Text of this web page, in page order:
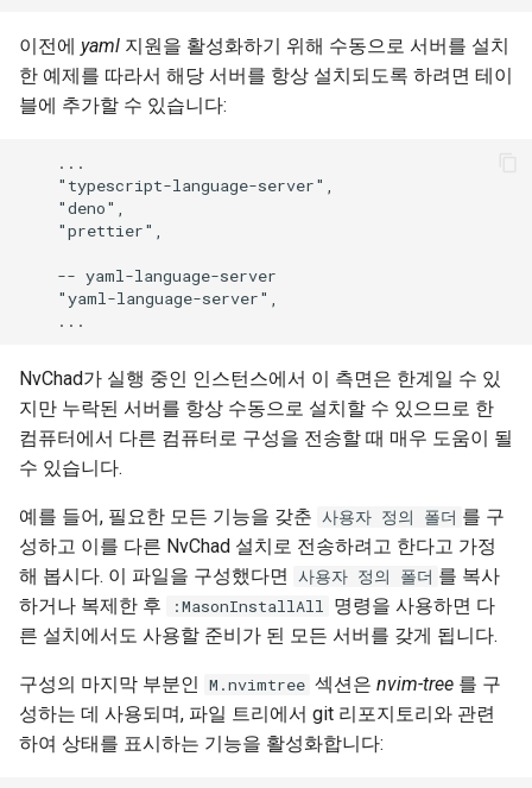
이전에 yaml 지원을 활성화하기 위해 수동으로 서버를 설치
한 예제를 따라서 해당 서버를 항상 설치되도록 하려면 테이
블에 추가할 수 있습니다:
    ...
    "typescript-language-server",
    "deno",
    "prettier",
    -- yaml-language-server
    "yaml-language-server",
NvChad가 실행 중인 인스턴스에서 이 측면은 한계일 수 있
지만 누락된 서버를 항상 수동으로 설치할 수 있으므로 한
컴퓨터에서 다른 컴퓨터로 구성을 전송할 때 매우 도움이 될
수 있습니다.
예를 들어, 필요한 모든 기능을 갖춘 사용자 정의 폴더 를 구
성하고 이를 다른 NvChad 설치로 전송하려고 한다고 가정
해 봅시다. 이 파일을 구성했다면 사용자 정의 폴더 를 복사
하거나 복제한 후
:MasonInstallAll 명령을 사용하면 다
른 설치에서도 사용할 준비가 된 모든 서버를 갖게 됩니다.
구성의 마지막 부분인 M.nvimtree 섹션은 nvim-tree 를 구
성하는 데 사용되며, 파일 트리에서 git 리포지토리와 관련
하여 상태를 표시하는 기능을 활성화합니다: